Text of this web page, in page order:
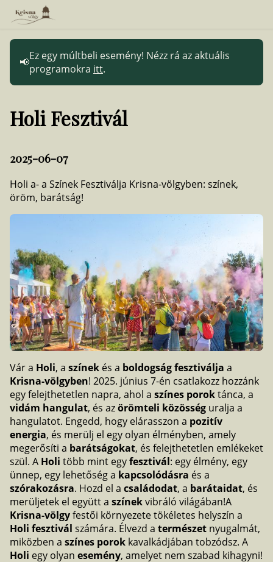
Ez egy múltbeli esemény! Nézz rá az aktuális
programokra itt.
Holi Fesztivál
2025-06-07
Holi a- a Színek Fesztiválja Krisna-völgyben: színek,
öröm, barátság!
Vár a Holi, a színek és a boldogságfesztiválja a
Krisna-völgyben! 2025. június 7-én csatlakozz hozzánk
egy felejthetetlen napra, ahol a színes poroktánca, a
vidám hangulat, és azörömteli közösség uralja a
hangulatot. Engedd, hogy elárasszon a pozitív
energia, és merülj el egy olyan élményben, amely
megerősíti a barátságokat, és felejthetetlen emlékeket
szül. A Holi több mint egyfesztivál: egy élmény, egy
ünnep, egy lehetőség a kapcsolódásra és a
szórakozásra. Hozd el a családodat, a barátaidat, és
merüljetek el együtt a színekvibráló világában!A
Krisna-völgyfestői környezete tökéletes helyszín a
Holi fesztivál számára. Élvezd a természet nyugalmát,
miközben a színes porok kavalkádjában tobzódsz. A
Holi egy olyan esemény, amelyet nem szabad kihagyni!